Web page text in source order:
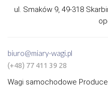
ul. Smaków 9, 49-318
biuro@miary-wagi.pl
(+48) 77 411 39 28
Wagi samochodowe